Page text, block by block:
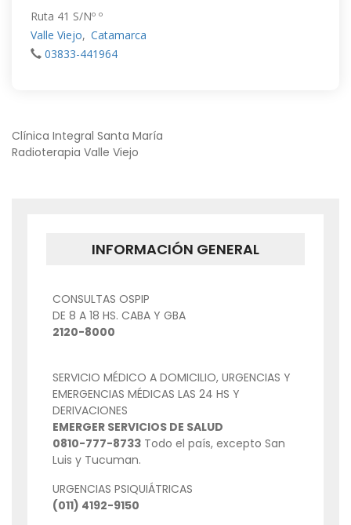
Ruta 41 S/Nº º
Valle Viejo, Catamarca
03833-441964
NAVEGACIÓN
Clínica Integral Santa María
Radioterapia Valle Viejo
INFORMACIÓN GENERAL
CONSULTAS OSPIP
DE 8 A 18 HS. CABA Y GBA
2120-8000
SERVICIO MÉDICO A DOMICILIO, URGENCIAS Y
EMERGENCIAS MÉDICAS LAS 24 HS Y
DERIVACIONES
EMERGER SERVICIOS DE SALUD
0810-777-8733 Todo el país, excepto San
Luis y Tucuman.
URGENCIAS PSIQUIÁTRICAS
(011) 4192-9150